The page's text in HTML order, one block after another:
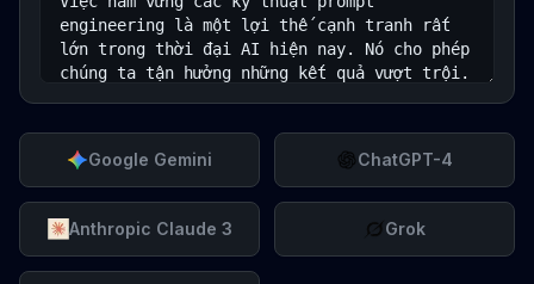
Google Gemini ChatGPT-4
Anthropic Claude 3 Grok